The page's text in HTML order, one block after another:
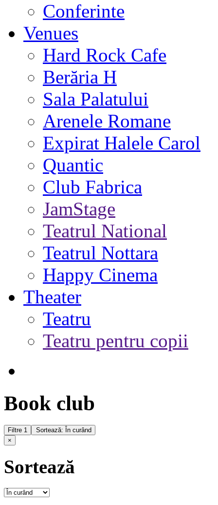
Conferinte
Venues
Hard Rock Cafe
Berăria H
Sala Palatului
Arenele Romane
Expirat Halele Carol
Quantic
Club Fabrica
JamStage
Teatrul National
Teatrul Nottara
Happy Cinema
Theater
Teatru
Teatru pentru copii
Book club
Filtre 1
Sortează: În curând
×
Sortează